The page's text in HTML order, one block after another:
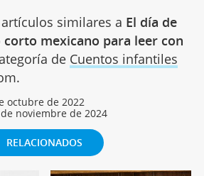
similares a El día de
mexicano para leer con
de Cuentos infantiles
octubre de 2022
noviembre de 2024
RELACIONADOS